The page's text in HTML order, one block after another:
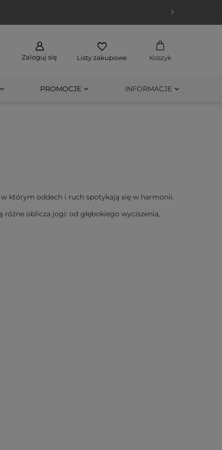
Zaloguj się Listy zakupowe Koszyk
PROMOCJE INFORMACJE
którym oddech i ruch spotykają się w harmonii.
różne oblicza jogi: od głębokiego wyciszenia,